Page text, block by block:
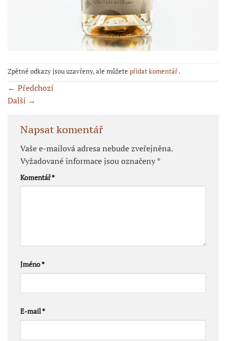
Zpětné odkazy jsou uzavřeny, ale můžete přidat komentář.
← Předchozí
Další →
Napsat komentář
Vaše e-mailová adresa nebude zveřejněna.
Vyžadované informace jsou označeny*
Komentář*
Jméno*
E-mail*